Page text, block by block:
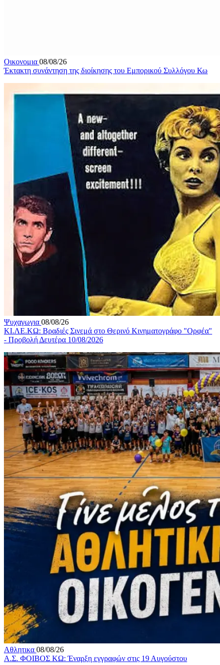
Οικονομια 08/08/26
Έκτακτη συνάντηση της διοίκησης του Εμπορικού Συλλόγου Κω
Ψυχαγωγια 08/08/26
ΚΙ.ΛΕ.ΚΩ: Βραδιές Σινεμά στο Θερινό Κινηματογράφο "Ορφέα"
- Προβολή Δευτέρα 10/08/2026
Αθλητικα 08/08/26
Α.Σ. ΦΟΙΒΟΣ ΚΩ: Έναρξη εγγραφών στις 19 Αυγούστου